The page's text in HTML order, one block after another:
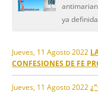
ya
Jueves, 11 Agosto 2022
CONFESIONES DE FE
Jueves, 11 Agosto 2022